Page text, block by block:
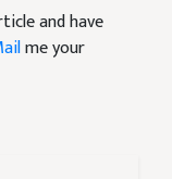
and have
me your